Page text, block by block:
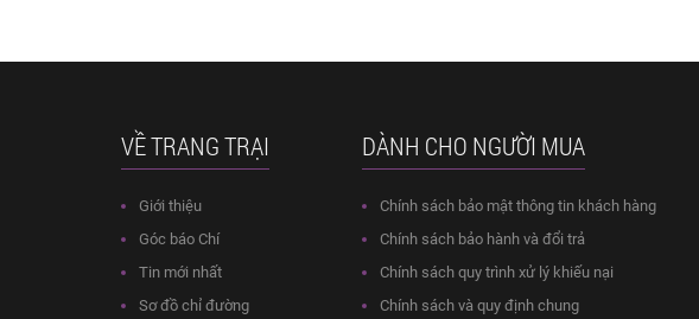
VỀ TRANG TRẠI
Giới thiệu
Góc báo Chí
Tin mới nhất
Sơ đồ chỉ đường
DÀNH CHO NGƯỜI MUA
Chính sách bảo mật thông tin khách hàng
Chính sách bảo hành và đổi trả
Chính sách quy trình xử lý khiếu nại
Chính sách và quy định chung